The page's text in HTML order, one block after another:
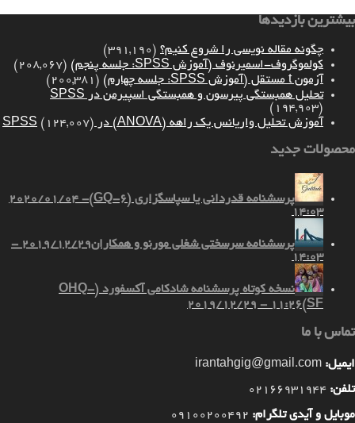
بیشترین بازدیدها
چگونه مقاله نویسی را شروع کنیم؟ (391,190)
کولموگروف-اسمیرنوف (آموزش SPSS: جلسه پنجم)
(208,067)
آزمون t مستقل (آموزش SPSS: جلسه چهارم)
(200,381)
تحلیل همبستگی پیرسون و همبستگی اسپیرمن در SPSS
(194,903)
آموزش تحلیل واریانس یک راهه (ANOVA) در SPSS
(124,007)
محصولات جدید
پرسشنامه قدردانی یا سپاسگزاری (GQ-6)
2020/01/04 -
14:03
پرسشنامه سرسختی شغلی مورنو و همکاران
2019/12/29 -
14:03
نسخه کوتاه پرسشنامه شادکامی آکسفورد (OHQ-
SF)
2019/12/29 - 11:26
تماس با ما
ایمیل:
تلفن:
موبایل و آیدی تلگرام: 09100200492